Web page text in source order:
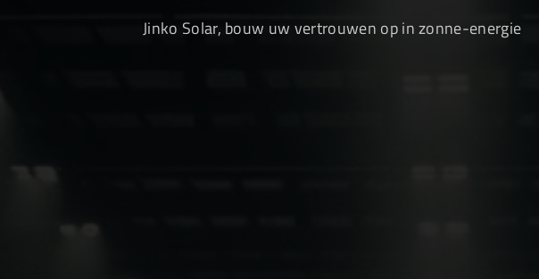
Jinko Solar, bouw uw vertrouwen op in zonne-energie